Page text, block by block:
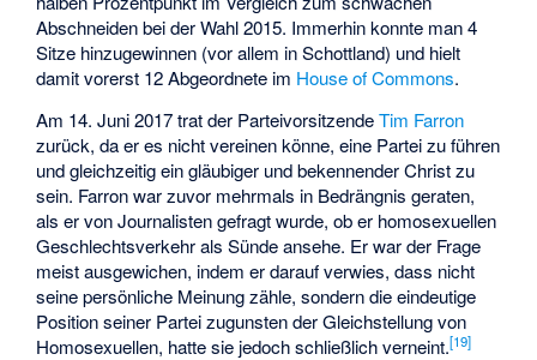
Abschneiden bei der Wahl 2015. Immerhin konnte man 4
Sitze hinzugewinnen (vor allem in Schottland) und hielt
damit vorerst 12 Abgeordnete im House of Commons.
Am 14. Juni 2017 trat der ParteivorsitzendeTim Farron
zurück, da er es nicht vereinen könne, eine Partei zu führen
und gleichzeitig ein gläubiger und bekennender Christ zu
sein. Farron war zuvor mehrmals in Bedrängnis geraten,
als er von Journalisten gefragt wurde, ob er homosexuellen
Geschlechtsverkehr als Sünde ansehe. Er war der Frage
meist ausgewichen, indem er darauf verwies, dass nicht
seine persönliche Meinung zähle, sondern die eindeutige
Position seiner Partei zugunsten der Gleichstellung von
Homosexuellen, hatte sie jedoch schließlich verneint.[19]